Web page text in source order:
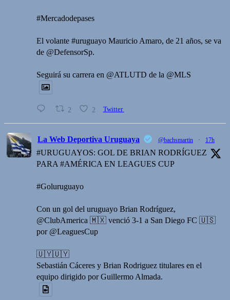
#Mercadodepases
El volante #uruguayo Mauricio Amaro, de 21 años, se va
de @DefensorSp.
Seguirá su carrera en @ATLUTD de la @MLS
2 2 Twitter
La Web Deportiva Uruguaya @bachsmartin · 17h
#URUGUAYOS: GOL DE BRIAN RODRÍGUEZ
PARA #AMÉRICA EN LEAGUES CUP
#Goluruguayo
Con un gol del uruguayo Brian Rodríguez,
@ClubAmerica 🇲🇽 venció 3-1 a San Diego FC 🇺🇸
por @LeaguesCup
🇺🇾🇺🇾
Sebastián Cáceres y Brian Rodriguez titulares en el
equipo dirigido por Guillermo Almada.